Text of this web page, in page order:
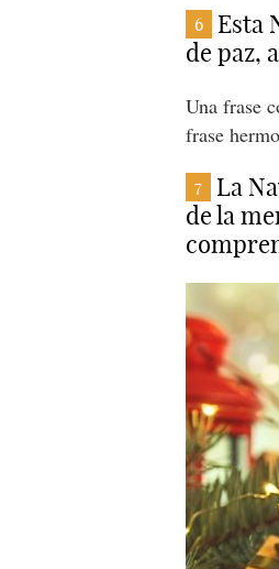
6
Esta
de paz,
Una frase
frase
7
La
de la